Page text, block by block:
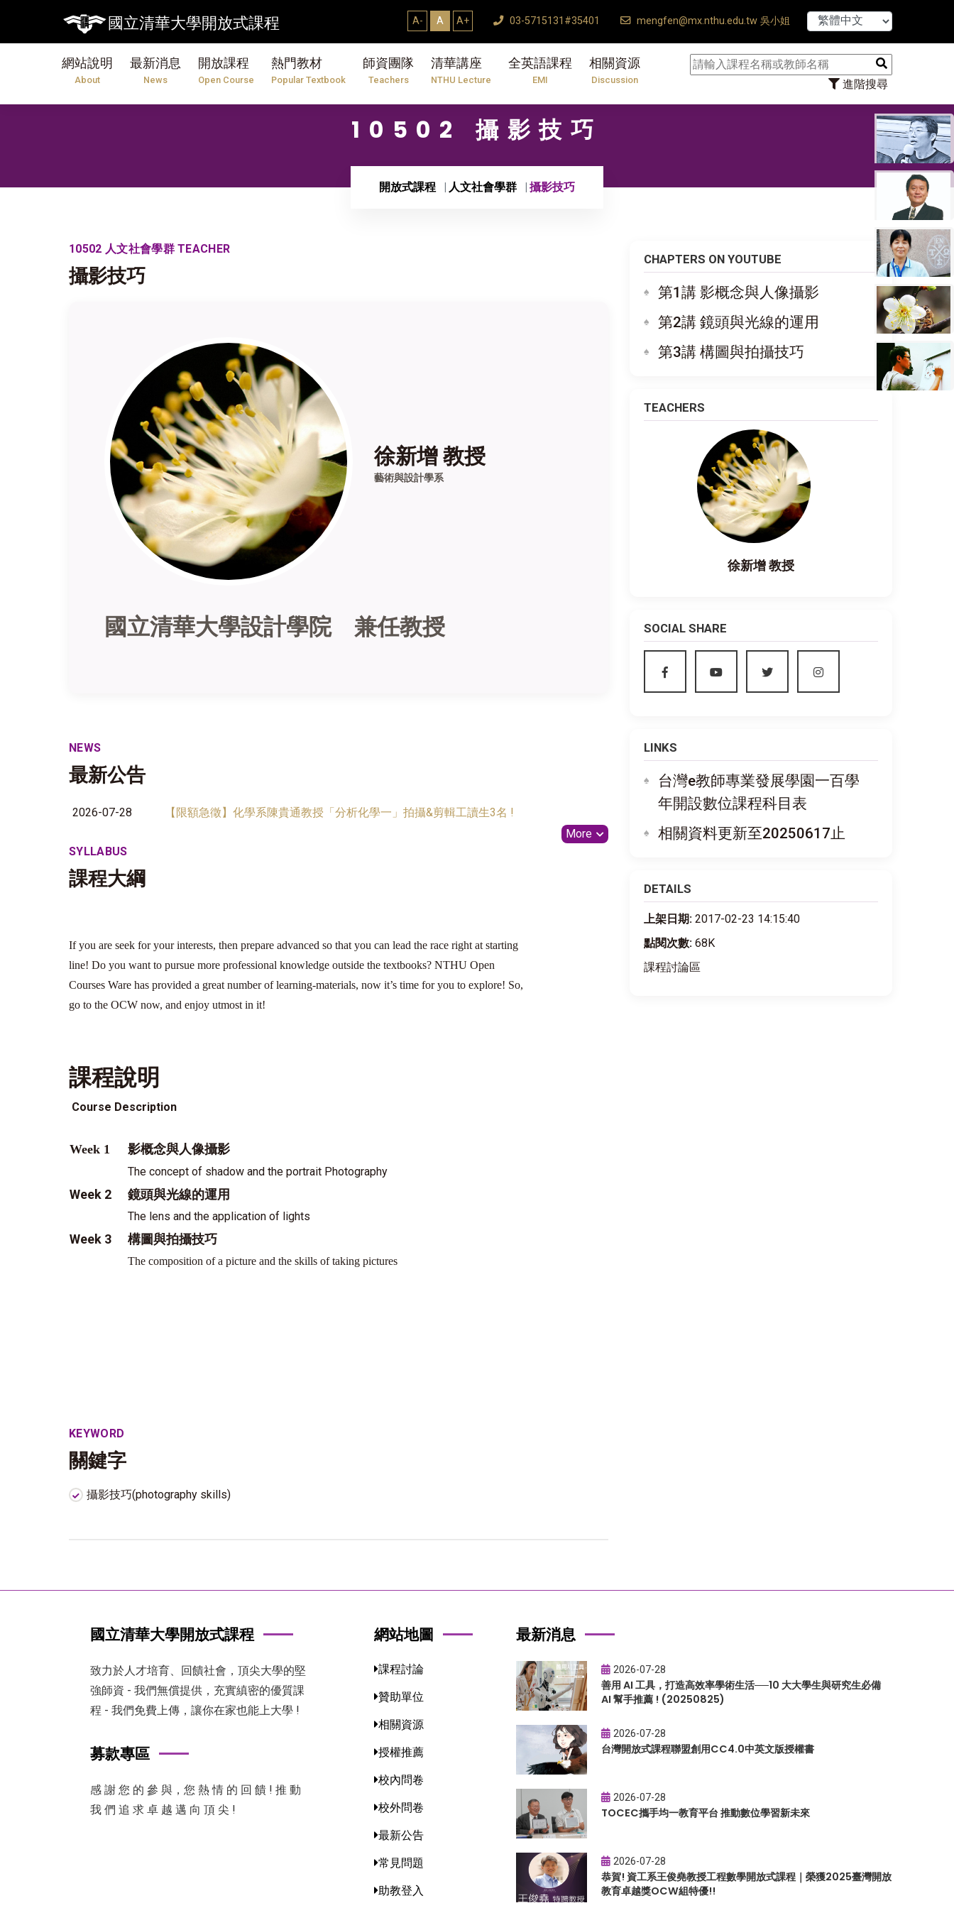
國立清華大學開放式課程 A- A A+ 03-5715131#35401 mengfen@mx.nthu.edu.tw 吳小姐
網站說明
About
最新消息
News
開放課程
Open Course
熱門教材
Popular Textbook
師資團隊
Teachers
清華講座
NTHU Lecture
全英語課程
EMI
相關資源
Discussion 進階搜尋
【7/31】114學
10502 攝影技巧
開放式課程 人文社會學群 攝影技巧
10502 人文社會學群 TEACHER
攝影技巧
徐新增 教授
藝術與設計學系
國立清華大學設計學院 兼任教授
NEWS
最新公告
2026-07-28
【限額急徵】化學系陳貴通教授「分析化學一」拍攝&剪輯工讀生3名 !
More
SYLLABUS
課程大綱
If you are seek for your interests, then prepare advanced so that you can lead the race right at starting
line! Do you want to pursue more professional knowledge outside the textbooks? NTHU Open
Courses Ware has provided a great number of learning-materials, now it’s time for you to explore! So,
go to the OCW now, and enjoy utmost in it!
課程說明
Course Description
Week 1 影概念與人像攝影
The concept of shadow and the portrait Photography
Week 2 鏡頭與光線的運用
The lens and the application of lights
Week 3 構圖與拍攝技巧
The composition of a picture and the skills of taking pictures
KEYWORD
關鍵字
攝影技巧(photography skills)
CHAPTERS ON YOUTUBE
第1講 影概念與人像攝影
第2講 鏡頭與光線的運用
第3講 構圖與拍攝技巧
TEACHERS
徐新增 教授
SOCIAL SHARE
LINKS
台灣e教師專業發展學園一百學
年開設數位課程科目表
相關資料更新至20250617止
DETAILS
上架日期: 2017-02-23 14:15:40
點閱次數: 68K
課程討論區
國立清華大學開放式課程
致力於人才培育、回饋社會，頂尖大學的堅
強師資 - 我們無償提供，充實縝密的優質課
程 - 我們免費上傳，讓你在家也能上大學 !
募款專區
感 謝 您 的 參 與，您 熱 情 的 回 饋 ! 推 動
我 們 追 求 卓 越 邁 向 頂 尖 !
網站地圖
課程討論
贊助單位
相關資源
授權推薦
校內問卷
校外問卷
最新公告
常見問題
助教登入
最新消息
2026-07-28
善用 AI 工具，打造高效率學術生活──10 大大學生與研究生必備
AI 幫手推薦 ! (20250825)
2026-07-28
台灣開放式課程聯盟創用CC4.0中英文版授權書
2026-07-28
TOCEC攜手均一教育平台 推動數位學習新未來
2026-07-28
恭賀! 資工系王俊堯教授工程數學開放式課程｜榮獲2025臺灣開放
教育卓越獎OCW組特優!!